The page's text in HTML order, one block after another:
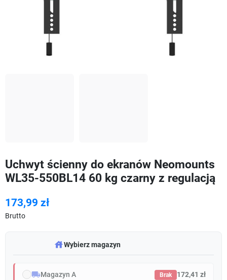
Uchwyt ścienny do ekranów Neomounts
WL35-550BL14 60 kg czarny z regulacją
173,99 zł
Brutto
warehouseWybierz magazyn
local_shippingMagazyn A Brak 172,41 zł